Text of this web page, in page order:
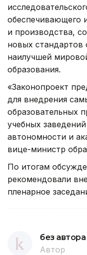
обеспечивающего
и производства,
новых стандартов
наилучшей
образования.
«Законопроект
для внедрения
образовательных
учебных
автономности и
вице-министр
По итогам
рекомендовали
пленарное
без автора
Автор